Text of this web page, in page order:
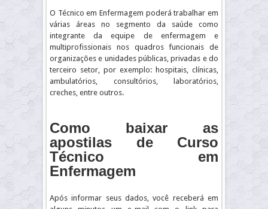
O Técnico em Enfermagem poderá trabalhar em
várias áreas no segmento da saúde como
integrante da equipe de enfermagem e
multiprofissionais nos quadros funcionais de
organizações e unidades públicas, privadas e do
terceiro setor, por exemplo: hospitais, clínicas,
ambulatórios, consultórios, laboratórios,
creches, entre outros.
Como baixar as
apostilas de Curso
Técnico em
Enfermagem
Após informar seus dados, você receberá em